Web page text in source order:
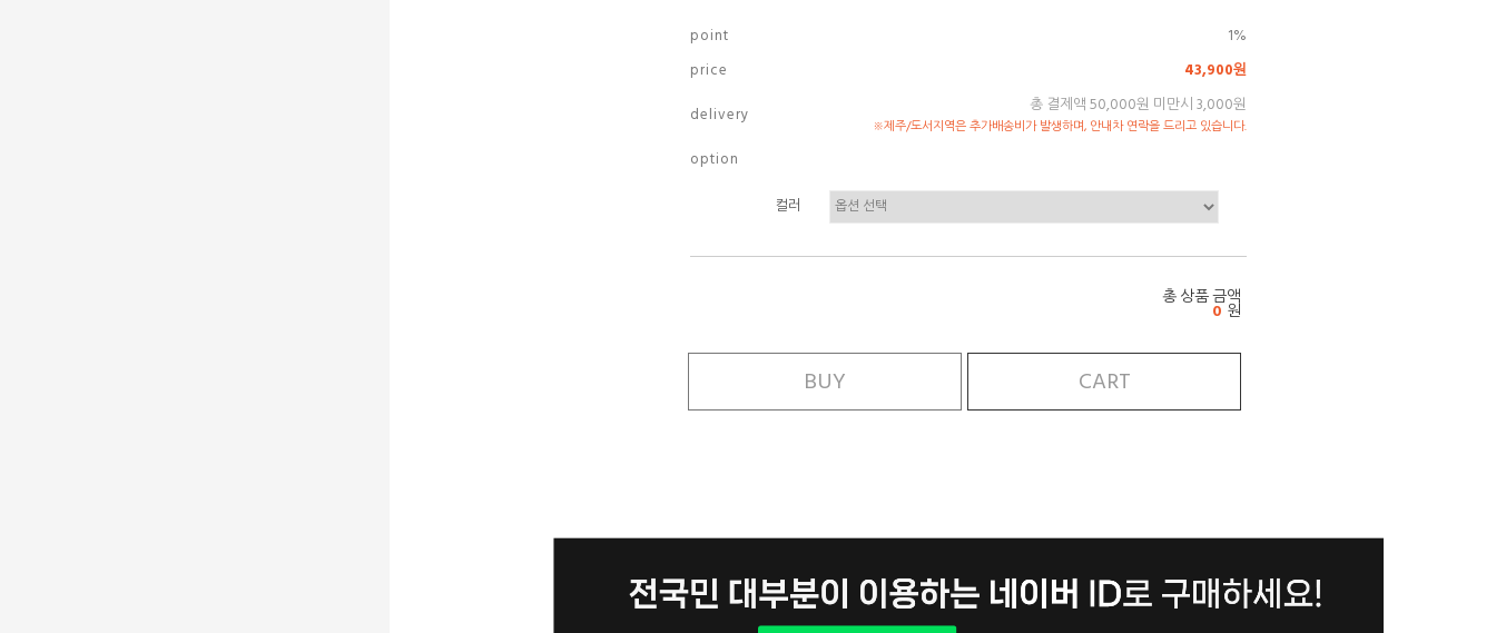
p o i n t
1%
p r i c e
43,900원
d e l i v e r y
총 결제액 50,000원 미만시 3,000원
※제주/도서지역은 추가배송비가 발생하며, 안내차 연락을 드리고 있습니다.
o p t i o n
컬러
총 상품 금액
0 원
BUY CART